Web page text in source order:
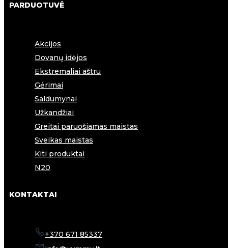
PARDUOTUVĖ
Akcijos
Dovanų idėjos
Ekstremaliai aštru
Gėrimai
Saldumynai
Užkandžiai
Greitai paruošiamas maistas
Sveikas maistas
Kiti produktai
N20
KONTAKTAI
+370 671 85337